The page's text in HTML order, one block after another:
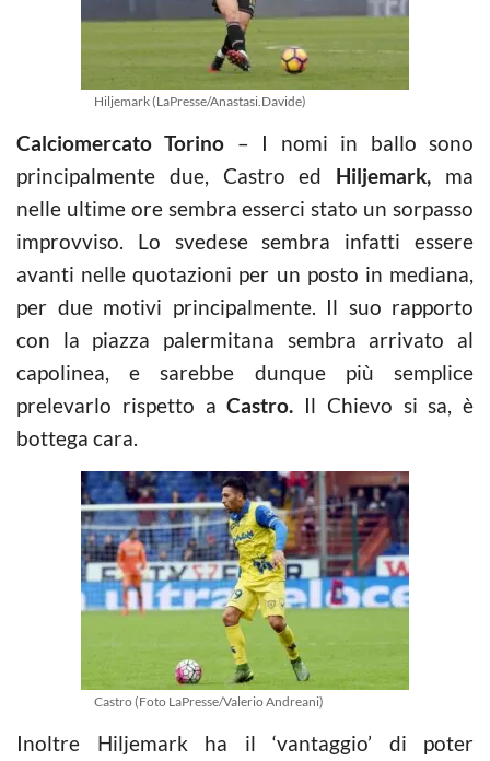
Hiljemark (LaPresse/Anastasi.Davide)
Calciomercato Torino – I nomi in ballo sono
principalmente due, Castro ed Hiljemark, ma
nelle ultime ore sembra esserci stato un sorpasso
improvviso. Lo svedese sembra infatti essere
avanti nelle quotazioni per un posto in mediana,
per due motivi principalmente. Il suo rapporto
con la piazza palermitana sembra arrivato al
capolinea, e sarebbe dunque più semplice
prelevarlo rispetto aCastro. Il Chievo si sa, è
bottega cara.
Castro (Foto LaPresse/Valerio Andreani)
Inoltre Hiljemark ha il ‘vantaggio’ di poter